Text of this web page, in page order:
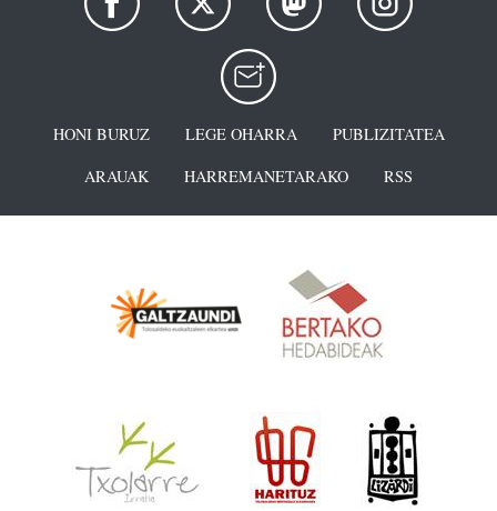
HONI BURUZ LEGE OHARRA
PUBLIZITATEA
ARAUAK
HARREMANETARAKO RSS